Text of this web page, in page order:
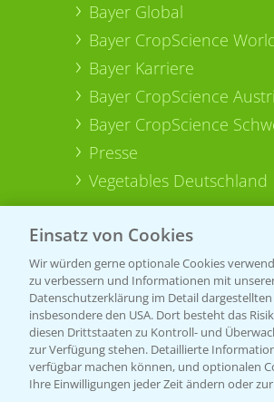
Bayer Global
Bayer CropScience
Bayer Karriere
Bayer CropScience
Bayer CropScience
Presse
Vegetables Deutschland
Einsatz von Cookies
Wir würden gerne optionale Cookies
zu verbessern und Informationen mit
Datenschutzerklärung im Detail
insbesondere den USA. Dort besteht das
diesen Drittstaaten zu Kontroll- und
zur Verfügung stehen. Detaillierte
verfügbar machen können, und optionalen
Ihre Einwilligungen jeder Zeit ändern oder